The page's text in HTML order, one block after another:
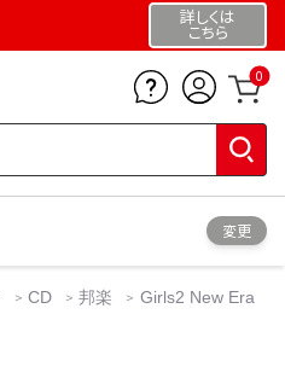
詳しくは
こちら
0
変更
CD 邦楽
Girls2 New Era